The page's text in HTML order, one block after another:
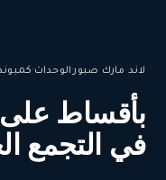
لاند مارك صبور·الوحدات·
في التجمع